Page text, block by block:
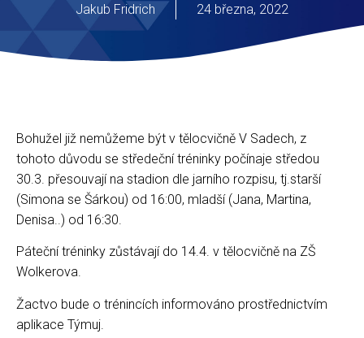
Jakub Fridrich 24 března, 2022
Bohužel již nemůžeme být v tělocvičně V Sadech, z
tohoto důvodu se středeční tréninky počínaje středou
30.3. přesouvají na stadion dle jarního rozpisu, tj.starší
(Simona se Šárkou) od 16:00, mladší (Jana, Martina,
Denisa..) od 16:30.
Páteční tréninky zůstávají do 14.4. v tělocvičně na ZŠ
Wolkerova.
Žactvo bude o trénincích informováno prostřednictvím
aplikace Týmuj.